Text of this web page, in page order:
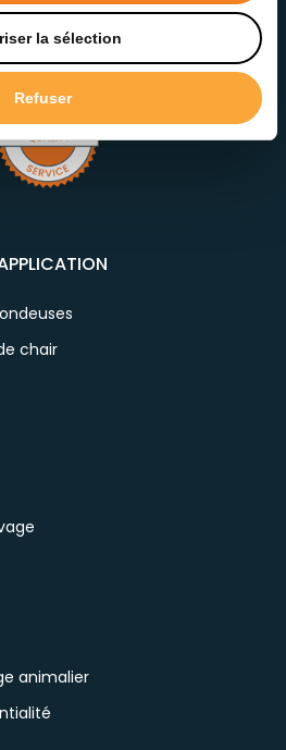
la sélection
Refuser
service à la clientèle
chair
animalier